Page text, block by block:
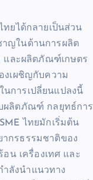
ยได้กลายเป็นส่วน
าญในด้านการผลิต
และผลิตภัณฑ์เกษตร
งเผชิญกับความ
การเปลี่ยนแปลงนี้
ผลิตภัณฑ์ กลยุทธ์การ
ไทยมักเริ่มต้น
กรธรรมชาติของ
น เครื่องเทศ และ
ลังนำแนวทาง